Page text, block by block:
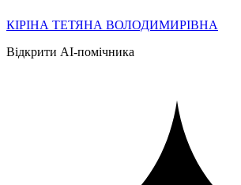
КІРІНА ТЕТЯНА ВОЛОДИМИРІВНА
Відкрити AI-помічника